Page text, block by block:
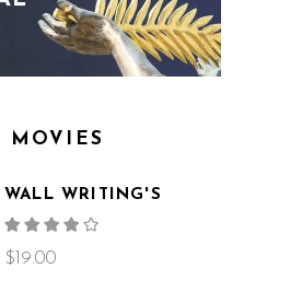
MOVIES
WALL WRITING'S
4.00
of 5
$ 19.00